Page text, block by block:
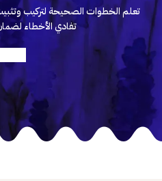
تعلم الخطوات الصحيحة لتركيب
تفادي الأخطاء